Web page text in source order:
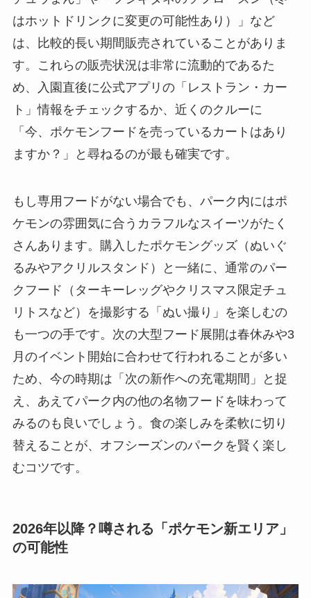
はホットドリンクに変更の可能性あり）」など
は、比較的長い期間販売されていることがありま
す。これらの販売状況は非常に流動的であるた
め、入園直後に公式アプリの「レストラン・カー
ト」情報をチェックするか、近くのクルーに
「今、ポケモンフードを売っているカートはあり
ますか？」と尋ねるのが最も確実です。
もし専用フードがない場合でも、パーク内にはポ
ケモンの雰囲気に合うカラフルなスイーツがたく
さんあります。購入したポケモングッズ（ぬいぐ
るみやアクリルスタンド）と一緒に、通常のパー
クフード（ターキーレッグやクリスマス限定チュ
リトスなど）を撮影する「ぬい撮り」を楽しむの
も一つの手です。次の大型フード展開は春休みや3
月のイベント開始に合わせて行われることが多い
ため、今の時期は「次の新作への充電期間」と捉
え、あえてパーク内の他の名物フードを味わって
みるのも良いでしょう。食の楽しみを柔軟に切り
替えることが、オフシーズンのパークを賢く楽し
むコツです。
2026年以降？噂される「ポケモン新エリア」
の可能性